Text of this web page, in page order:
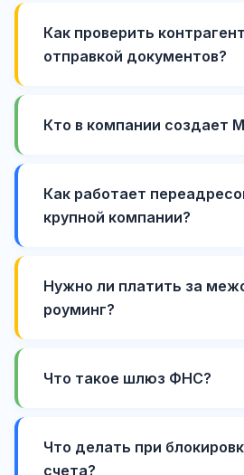
Как проверить
отправкой документов?
Кто в компании создает
Как работает
крупной компании?
Нужно ли платить за
роуминг?
Что такое шлюз ФНС?
Что делать при
счета?